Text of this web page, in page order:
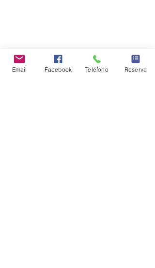
Email Facebook Teléfono Reserva